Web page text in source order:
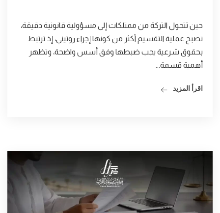
حين تتحول التركة من ممتلكات إلى مسؤولية قانونية دقيقة،
تصبح عملية التقسيم أكثر من كونها إجراء روتيني، إذ ترتبط
بحقوق شرعية يجب ضبطها وفق أسس واضحة، وتظهر
أهمية قسمة...
اقرأ المزيد